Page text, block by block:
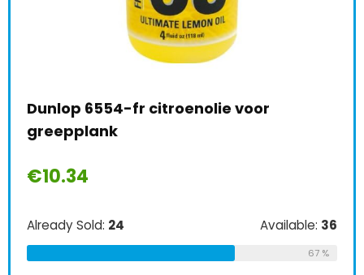
Dunlop 6554-fr citroenolie voor
greepplank
€10.34
Already Sold: 24 Available: 36
67 %